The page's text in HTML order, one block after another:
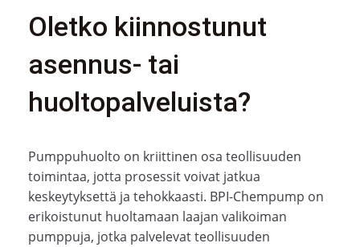
Oletko kiinnostunut
asennus- tai
huoltopalveluista?
Pumppuhuolto on kriittinen osa teollisuuden
toimintaa, jotta prosessit voivat jatkua
keskeytyksettä ja tehokkaasti. BPI-Chempump on
erikoistunut huoltamaan laajan valikoiman
pumppuja, jotka palvelevat teollisuuden